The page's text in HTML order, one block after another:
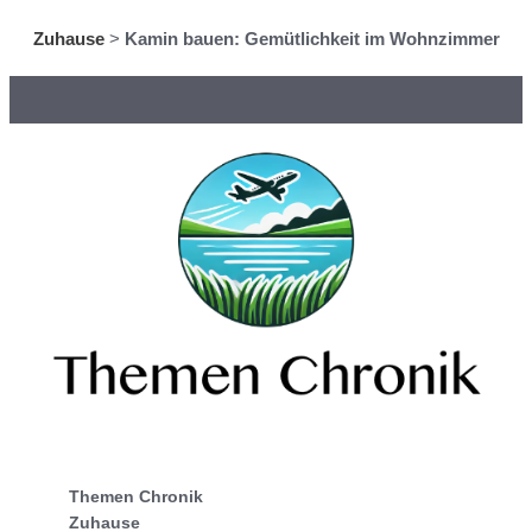
Zuhause> Kamin bauen: Gemütlichkeit im Wohnzimmer
Themen Chronik
Zuhause